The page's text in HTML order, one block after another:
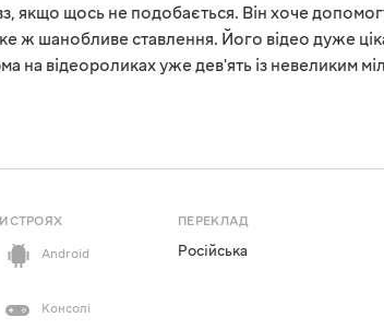
якщо щось не подобається. Він хоче
ж шанобливе ставлення. Його відео дуже
на відеороликах уже дев'ять із невеликим
Android
Консолі
ПЕРЕКЛАД
Російська